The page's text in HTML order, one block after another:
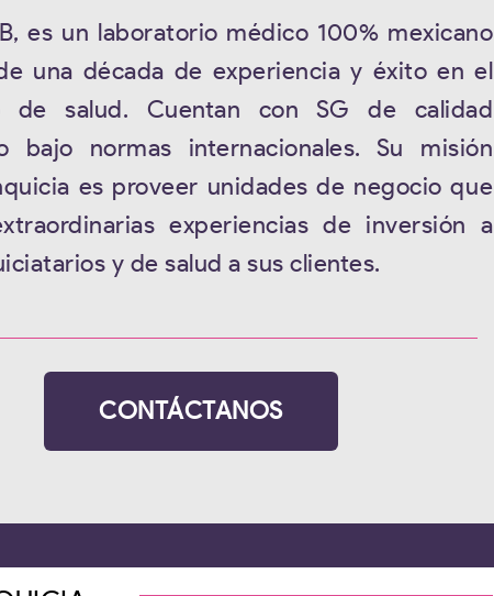
es un laboratorio médico 100% mexicano
una década de experiencia y éxito en el
de salud. Cuentan con SG de calidad
bajo normas internacionales. Su misión
es proveer unidades de negocio que
experiencias de inversión a
y de salud a sus clientes.
CONTÁCTANOS